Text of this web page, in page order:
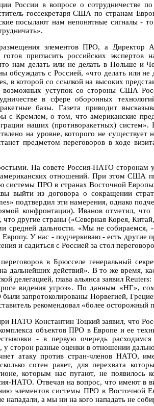
России в вопросе о сотрудничестве по
госсекретаря США по странам
посылают нам непонятные сигналы -
элементов ПРО, а Директор
пригласить российских экспертов
нам делать или не делать в Польше и
обсуждать с Россией, «что делать или
в которой со ссылкой на высоких
уступок со стороны США
в сфере оборонных
базы. Газета приводит
с Кремлем, о том, что американские
наших (противоракетных)
на уровне, которого не существует
предметом переговоров в ходе
На совете Россия-НАТО сторонам
американских отношений. При этом США
ПРО в странах Восточной
выйти из договора о сокращении
подтвердил эти намерения, однако
конфронтации). Иванов отметил, что
другие страны («Северная Корея,
средней дальности. «Мы не
У нас - подчеркиваю - есть другие
и садиться с Россией за стол
в Брюсселе генеральный
дальнейших действий». В то же время,
делегацией, глава альянса заявил
видения угроз». По данным «НГ»,
запротоколированы Норвегией,
рекомендовал «более осторожный
НАТО Константин Тоцкий заявил, что
объектов ПРО в Европе и ее
- в первую очередь
сторон разные оценки в отношении
атаку против стран-членов НАТО,
сотен ракет, для перехвата
которым нас пугают, не появилось
НАТО. Отвечая на вопрос, что имеют в
элементов системы ПРО в Восточной
а мы ни на кого нападать не